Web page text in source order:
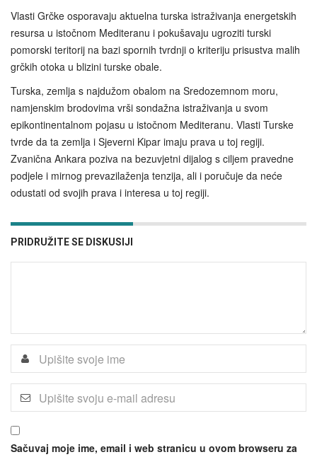
Vlasti Grčke osporavaju aktuelna turska istraživanja energetskih
resursa u istočnom Mediteranu i pokušavaju ugroziti turski
pomorski teritorij na bazi spornih tvrdnji o kriteriju prisustva malih
grčkih otoka u blizini turske obale.
Turska, zemlja s najdužom obalom na Sredozemnom moru,
namjenskim brodovima vrši sondažna istraživanja u svom
epikontinentalnom pojasu u istočnom Mediteranu. Vlasti Turske
tvrde da ta zemlja i Sjeverni Kipar imaju prava u toj regiji.
Zvanična Ankara poziva na bezuvjetni dijalog s ciljem pravedne
podjele i mirnog prevazilaženja tenzija, ali i poručuje da neće
odustati od svojih prava i interesa u toj regiji.
PRIDRUŽITE SE DISKUSIJI
Sačuvaj moje ime, email i web stranicu u ovom browseru za